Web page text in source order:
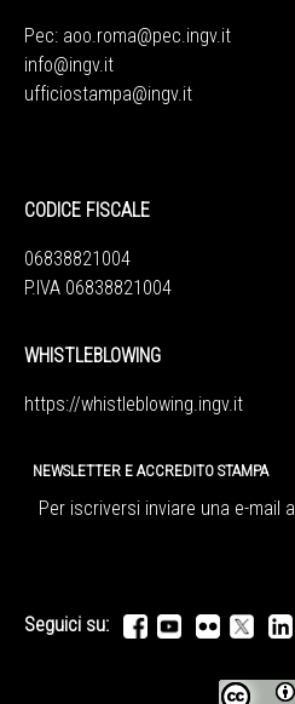
Pec: aoo.roma@pec.ingv.it
info@ingv.it
ufficiostampa@ingv.it
CODICE FISCALE
06838821004
P.IVA 06838821004
WHISTLEBLOWING
https://whistleblowing.ingv.it
NEWSLETTER E ACCREDITO STAMPA
Per iscriversi inviare una e-mail a
Seguici su: